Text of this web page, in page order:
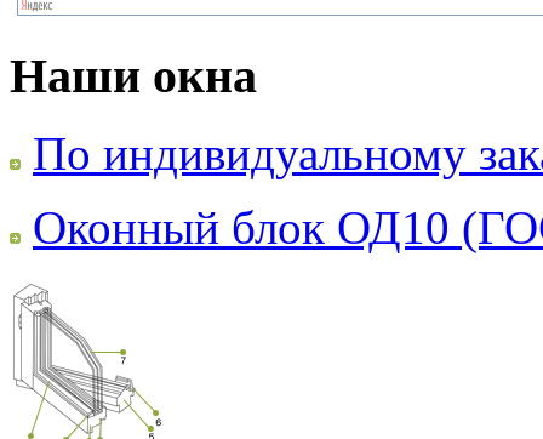
Наши окна
По индивидуальному
Оконный блок ОД10